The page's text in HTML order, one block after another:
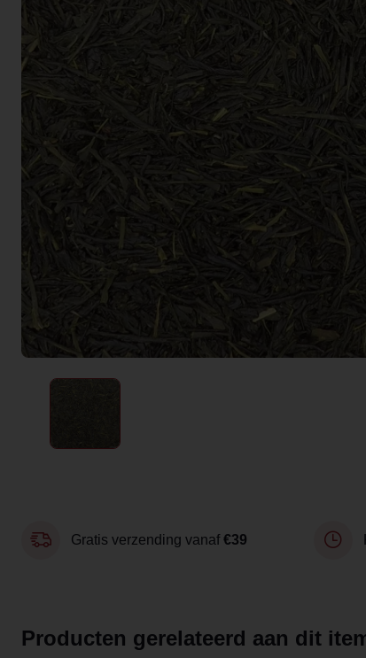
Gratis verzending vanaf €39
Producten gerelateerd aan dit